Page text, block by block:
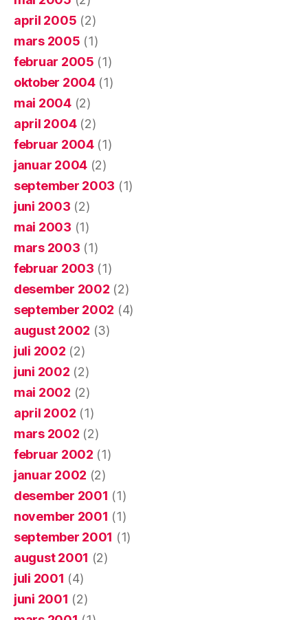
april 2005 (2)
mars 2005 (1)
februar 2005 (1)
oktober 2004(1)
mai 2004(2)
april 2004(2)
februar 2004(1)
januar 2004 (2)
september 2003 (1)
juni 2003 (2)
mai 2003 (1)
mars 2003 (1)
februar 2003 (1)
desember 2002 (2)
september 2002 (4)
august 2002 (3)
juli 2002 (2)
juni 2002 (2)
mai 2002 (2)
april 2002 (1)
mars 2002 (2)
februar 2002 (1)
januar 2002 (2)
desember 2001 (1)
november 2001 (1)
september 2001 (1)
august 2001 (2)
juli 2001 (4)
juni 2001 (2)